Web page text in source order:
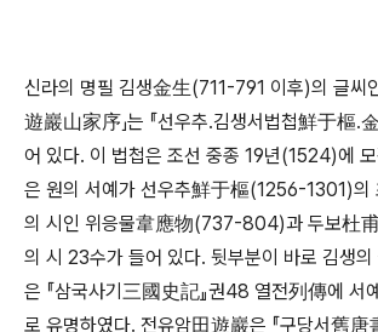
신라의 명필 김생金生(711-791 이후)의 글씨
遊巖山家序」는 『선우추․김생서법첩鮮于樞․
어 있다. 이 법첩은 조선 중종 19년(1524)에
은 원의 서예가 선우추鮮于樞(1256-1301)의
의 시인 위응물韋應物(737-804)과 두보杜
의 시 23수가 들어 있다. 뒷부분이 바로 김생의
은 『삼국사기三國史記』권48 열전列傳에 서
로 유명하였다. 전유암田遊巖은 『구당서舊唐